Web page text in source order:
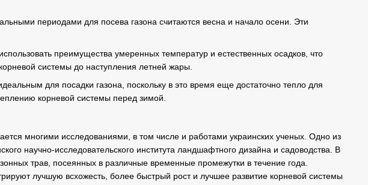
периодами для посева газона считаются весна и начало осени. Эти
преимущества умеренных температур и естественных осадков, что
системы до наступления летней жары.
для посадки газона, поскольку в это время еще достаточно тепло для
корневой системы перед зимой.
многими исследованиями, в том числе и работами украинских ученых. Одно из
научно-исследовательского института ландшафтного дизайна и садоводства. В
трав, посеянных в различные временные промежутки в течение года.
лучшую всхожесть, более быстрый рост и лучшее развитие корневой системы